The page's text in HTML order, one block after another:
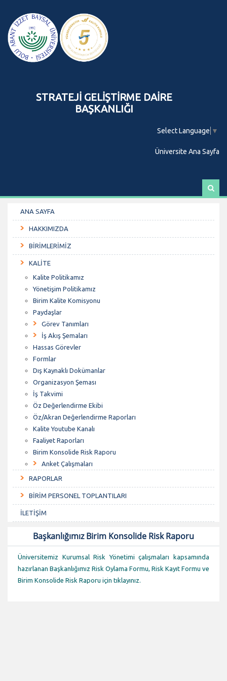
STRATEJİ GELİŞTİRME DAİRE
BAŞKANLIĞI
Select Language ▼
Üniversite Ana Sayfa
A
r
ANA SAYFA
HAKKIMIZDA
BİRİMLERİMİZ
KALİTE
Kalite Politikamız
Yönetişim Politikamız
Birim Kalite Komisyonu
Paydaşlar
Görev Tanımları
İş Akış Şemaları
Hassas Görevler
Formlar
Dış Kaynaklı Dokümanlar
Organizasyon Şeması
İş Takvimi
Öz Değerlendirme Ekibi
Öz/Akran Değerlendirme Raporları
Kalite Youtube Kanalı
Faaliyet Raporları
Birim Konsolide Risk Raporu
Anket Çalışmaları
RAPORLAR
BİRİM PERSONEL TOPLANTILARI
İLETİŞİM
Başkanlığımız Birim Konsolide Risk Raporu
Üniversitemiz Kurumsal Risk Yönetimi çalışmaları kapsamında
hazırlanan Başkanlığımız Risk Oylama Formu, Risk Kayıt Formu ve
Birim Konsolide Risk Raporu için tıklayınız.